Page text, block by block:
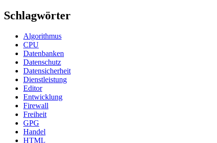
Schlagwörter
Algorithmus
CPU
Datenbanken
Datenschutz
Datensicherheit
Dienstleistung
Editor
Entwicklung
Firewall
Freiheit
GPG
Handel
HTML